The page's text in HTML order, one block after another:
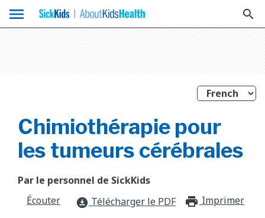
menu search
Chimiothérapie pour
les tumeurs cérébrales
Par le personnel de SickKids
Écouter
download_for_offline Télécharger le PDF Imprimer